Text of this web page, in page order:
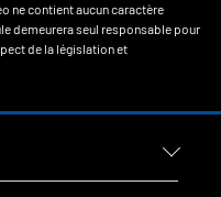
ne contient aucun caractère
demeurera seul responsable pour
de la législation et